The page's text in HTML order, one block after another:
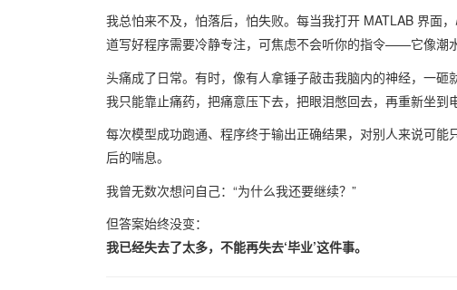
我总怕来不及，怕落后，怕失败。每当我打开 MATLAB 界面
道写好程序需要冷静专注，可焦虑不会听你的指令——它像潮
头痛成了日常。有时，像有人拿锤子敲击我脑内的神经，一砸
我只能靠止痛药，把痛意压下去，把眼泪憋回去，再重新坐到
每次模型成功跑通、程序终于输出正确结果，对别人来说可
后的喘息。
我曾无数次想问自己：“为什么我还要继续？”
但答案始终没变：
我已经失去了太多，不能再失去‘毕业’这件事。